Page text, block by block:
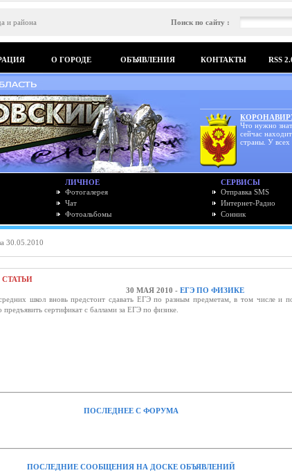
и района Поиск по сайту :
О ГОРОДЕ ОБЪЯВЛЕНИЯ КОНТАКТЫ RSS
Что нужно
сейчас
страны. У всех
ЛИЧНОЕ
Фотогалерея
Чат
Фотоальбомы
СЕРВИСЫ
Отправка SMS
Интернет-Радио
Сонник
30.05.2010
30 МАЯ 2010 - ЕГЭ ПО ФИЗИКЕ
школ вновь предстоит сдавать ЕГЭ по разным предметам, в том числе и
сертификат с баллами за ЕГЭ по физике.
ПОСЛЕДНЕЕ С ФОРУМА
ПОСЛЕДНИЕ СООБЩЕНИЯ НА ДОСКЕ ОБЪЯВЛЕНИЙ